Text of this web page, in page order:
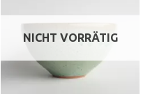
NICHT VORRÄTIG